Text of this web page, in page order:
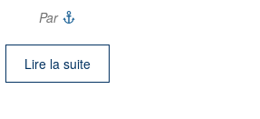
Par
Lire la suite